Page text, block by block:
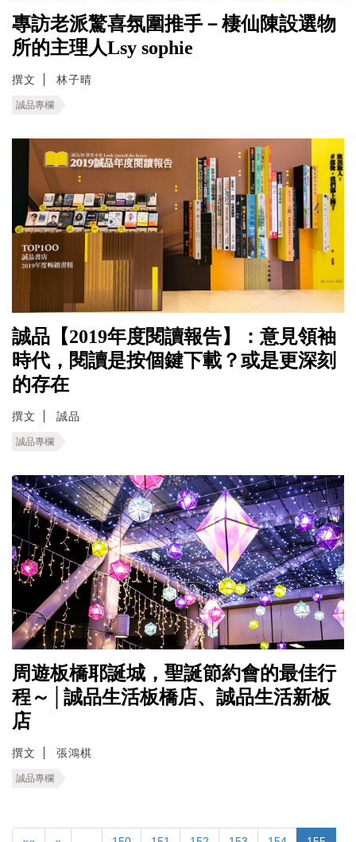
專訪老派驚喜氛圍推手－棲仙陳設選物
所的主理人Lsy sophie
撰文 林子晴
誠品專欄
誠品【2019年度閱讀報告】：意見領袖
時代，閱讀是按個鍵下載？或是更深刻
的存在
撰文 誠品
誠品專欄
周遊板橋耶誕城，聖誕節約會的最佳行
程～│誠品生活板橋店、誠品生活新板
店
撰文 張鴻棋
誠品專欄